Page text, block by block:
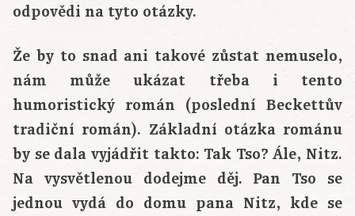
odpovědi na tyto otázky.
Že by to snad ani takové zůstat nemuselo,
nám může ukázat třeba i tento
humoristický román (poslední Beckettův
tradiční román). Základní otázka románu
by se dala vyjádřit takto: Tak Tso? Ále, Nitz.
Na vysvětlenou dodejme děj. Pan Tso se
jednou vydá do domu pana Nitz, kde se